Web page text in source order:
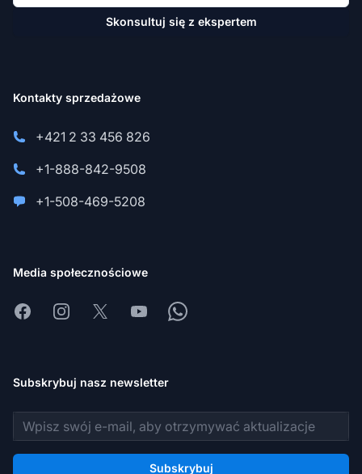
Skonsultuj się z ekspertem
Kontakty sprzedażowe
+421 2 33 456 826
+1-888-842-9508
+1-508-469-5208
Media społecznościowe
FacebookInstagram
X YoutubeWhatsapp
Subskrybuj nasz newsletter
Adres e-mail
Subskrybuj